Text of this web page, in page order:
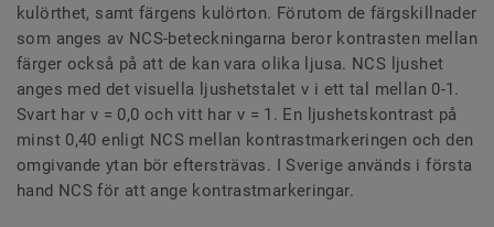
kulörthet, samt färgens kulörton. Förutom de färgskillnader
som anges av NCS-beteckningarna beror kontrasten mellan
färger också på att de kan vara olika ljusa. NCS ljushet
anges med det visuella ljushetstalet v i ett tal mellan 0-1.
Svart har v = 0,0 och vitt har v = 1. En ljushetskontrast på
minst 0,40 enligt NCS mellan kontrastmarkeringen och den
omgivande ytan bör eftersträvas. I Sverige används i första
hand NCS för att ange kontrastmarkeringar.